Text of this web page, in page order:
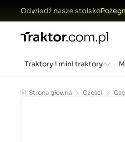
Odwiedź nasze stoisko
Traktory i mini traktory
Strona główna Części